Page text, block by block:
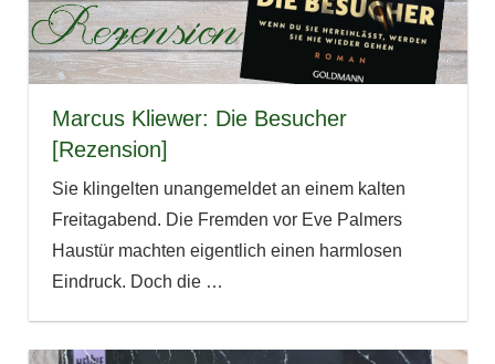
Marcus Kliewer: Die Besucher
[Rezension]
Sie klingelten unangemeldet an einem kalten
Freitagabend. Die Fremden vor Eve Palmers
Haustür machten eigentlich einen harmlosen
Eindruck. Doch die …